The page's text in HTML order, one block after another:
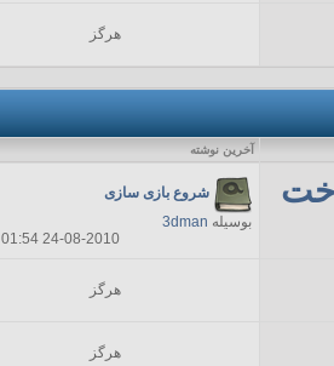
هرگز
آخرين نوشته
شروع بازی سازی
بوسیله 3dman
24-08-2010
01:54 PM
هرگز
هرگز